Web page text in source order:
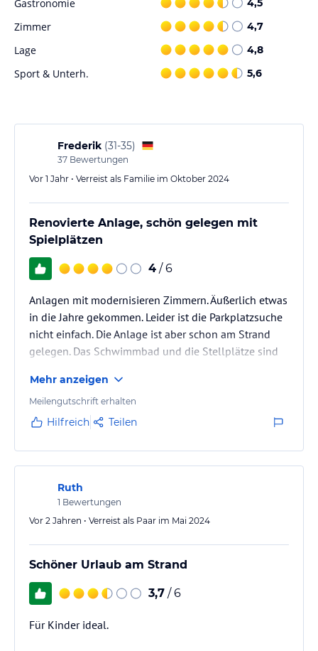
Gastronomie 4,5
Zimmer 4,7
Lage 4,8
Sport & Unterh. 5,6
Frederik (31-35)
37 Bewertungen
Vor 1 Jahr • Verreist als Familie im Oktober 2024
Renovierte Anlage, schön gelegen mit
Spielplätzen
4 / 6
Anlagen mit modernisieren Zimmern. Äußerlich etwas
in die Jahre gekommen. Leider ist die Parkplatzsuche
nicht einfach. Die Anlage ist aber schon am Strand
gelegen. Das Schwimmbad und die Stellplätze sind
Mehr anzeigen
Meilengutschrift erhalten
Hilfreich Teilen
Ruth
1 Bewertungen
Vor 2 Jahren • Verreist als Paar im Mai 2024
Schöner Urlaub am Strand
3,7 / 6
Für Kinder ideal.